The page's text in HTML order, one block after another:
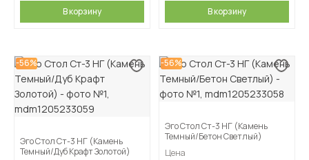
В корзину В корзину
-56%
Эго Стол Ст-3 НГ (Камень
Темный/Дуб Крафт Золотой)
-56%
Эго Стол Ст-3 НГ (Камень
Темный/Бетон Светлый)
Цена